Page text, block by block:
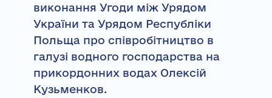
виконання Угоди між Урядом
України та Урядом Республіки
Польща про співробітництво в
галузі водного господарства на
прикордонних водах Олексій
Кузьменков.